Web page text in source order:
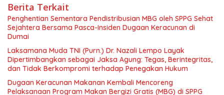
Berita Terkait
Penghentian Sementara Pendistribusian MBG oleh SPPG Sehat
Sejahtera Bersama Pasca-Insiden Dugaan Keracunan di
Dumai
Laksamana Muda TNI (Purn.) Dr. Nazali Lempo Layak
Dipertimbangkan sebagai Jaksa Agung: Tegas, Berintegritas,
dan Tidak Berkompromi terhadap Penegakan Hukum
Dugaan Keracunan Makanan Kembali Mencoreng
Pelaksanaan Program Makan Bergizi Gratis (MBG) di SPPG